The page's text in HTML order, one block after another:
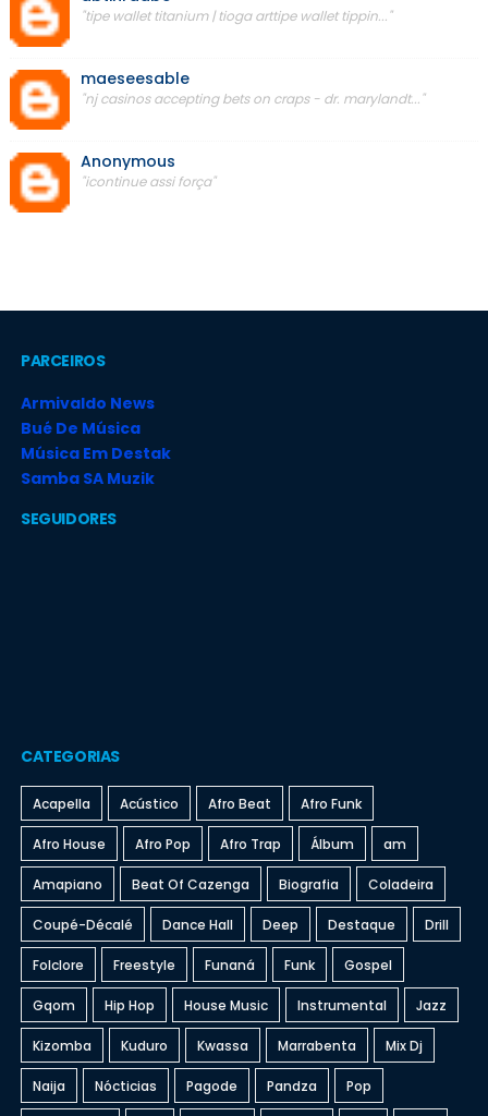
"tipe wallet titanium | tioga arttipe wallet tippin..."
maeseesable
"nj casinos accepting bets on craps - dr. marylandt..."
Anonymous
"icontinue assi força"
PARCEIROS
Armivaldo News
Bué De Música
Música Em Destak
Samba SA Muzik
SEGUIDORES
CATEGORIAS
Acapella Acústico Afro Beat Afro Funk
Afro House Afro Pop Afro Trap Álbum am
Amapiano Beat Of Cazenga Biografia Coladeira
Coupé-Décalé Dance Hall Deep Destaque Drill
Folclore Freestyle Funaná Funk Gospel
Gqom Hip Hop House Music Instrumental Jazz
Kizomba Kuduro Kwassa Marrabenta Mix Dj
Naija Nócticias Pagode Pandza Pop